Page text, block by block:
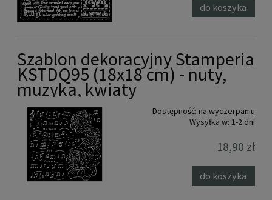
do koszyka
Szablon dekoracyjny Stamperia
KSTDQ95 (18x18 cm) - nuty,
muzyka, kwiaty
Dostępność: na wyczerpaniu
Wysyłka w: 1-2 dni
18,90 zł
do koszyka